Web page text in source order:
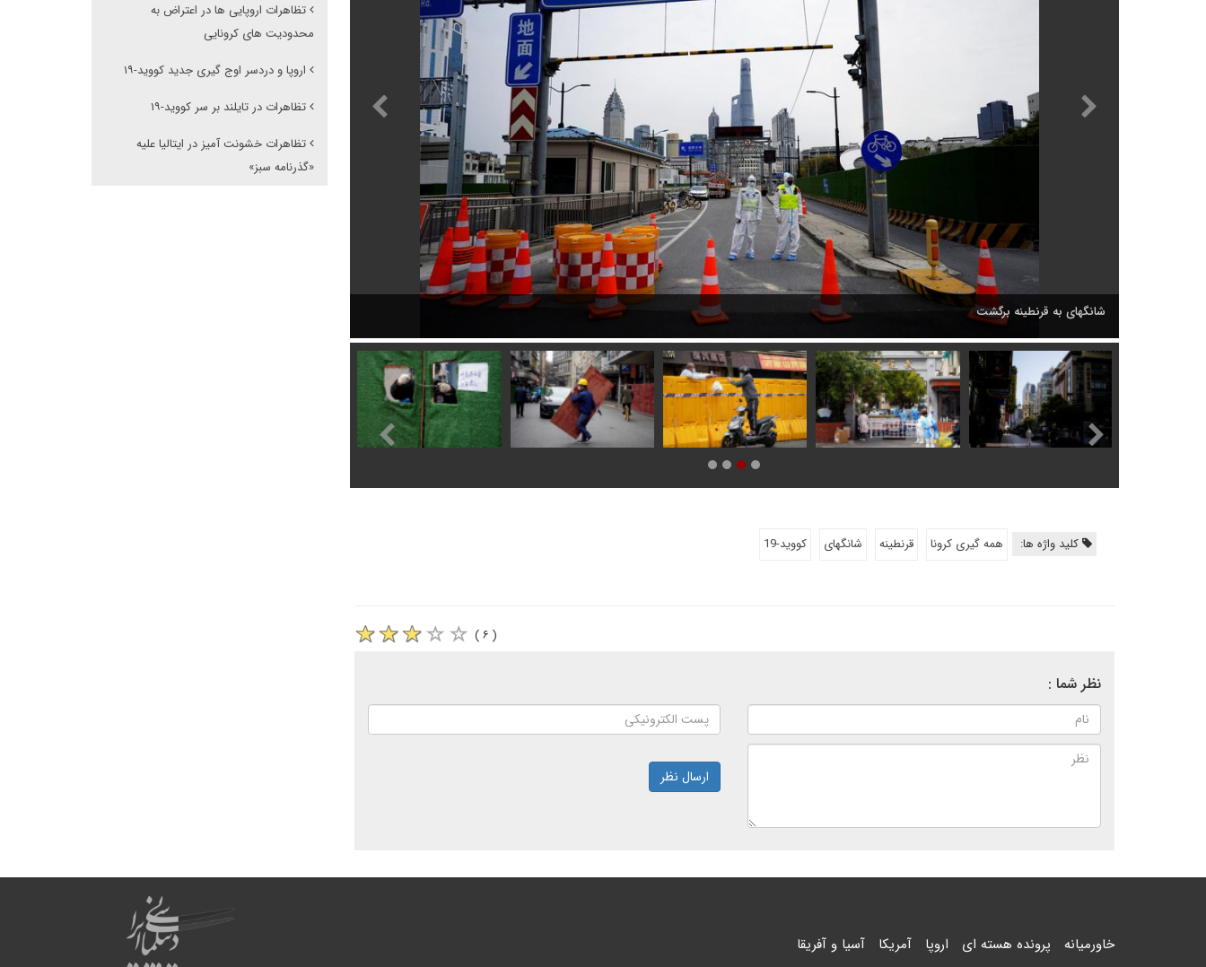
شانگهای به قرنطینه برگشت
کلید واژه ها: همه گیری کرونا قرنطینه شانگهای کووید-19
( ۶ )
نظر شما :
ارسال نظر
تظاهرات اروپایی ها در اعتراض به
محدودیت های کرونایی
اروپا و دردسر اوج گیری جدید کووید-۱۹
تظاهرات در تایلند بر سر کووید-۱۹
تظاهرات خشونت آمیز در ایتالیا علیه
«گذرنامه سبز»
خاورمیانه پرونده هسته ای اروپا آمریکا آسیا و آفریقا